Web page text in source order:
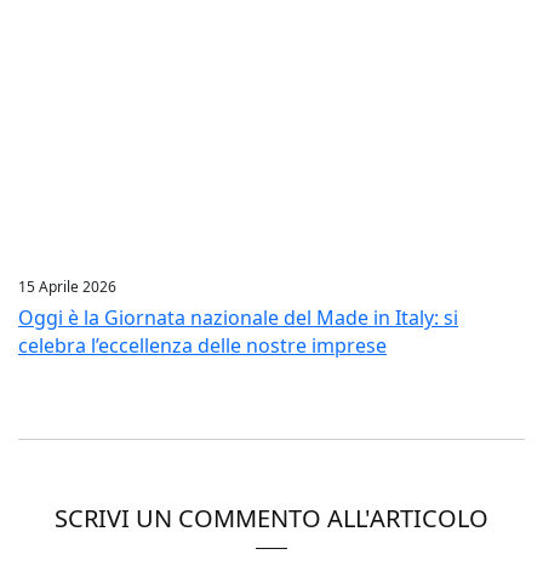
15 Aprile 2026
Oggi è la Giornata nazionale del Made in Italy: si
celebra l’eccellenza delle nostre imprese
SCRIVI UN COMMENTO ALL'ARTICOLO